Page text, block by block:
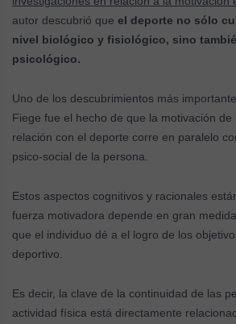
autor descubrió que el deporte no sólo
nivel biológico y fisiológico, sino
psicológico.
Uno de los descubrimientos más
Fiege fue el hecho de que la motivación de
relación con el deporte corre en paralelo
psico-social de la persona.
Estos aspectos cognitivos y racionales
fuerza motivadora depende en gran
que el individuo dé a el logro de los
deportivo.
Es decir, la clave de la continuidad de las
actividad física está directamente